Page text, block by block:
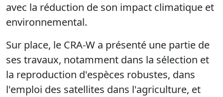
avec la réduction de son impact climatique et
environnemental.
Sur place, le CRA-W a présenté une partie de
ses travaux, notamment dans la sélection et
la reproduction d'espèces robustes, dans
l'emploi des satellites dans l'agriculture, et